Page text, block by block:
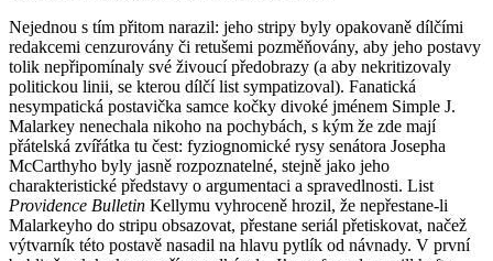
Nejednou s tím přitom narazil: jeho stripy byly opakovaně dílčími
redakcemi cenzurovány či retušemi pozměňovány, aby jeho postavy
tolik nepřipomínaly své živoucí předobrazy (a aby nekritizovaly
politickou linii, se kterou dílčí list sympatizoval). Fanatická
nesympatická postavička samce kočky divoké jménem Simple J.
Malarkey nenechala nikoho na pochybách, s kým že zde mají
přátelská zvířátka tu čest: fyziognomické rysy senátora Josepha
McCarthyho byly jasně rozpoznatelné, stejně jako jeho
charakteristické představy o argumentaci a spravedlnosti. List
Providence Bulletin Kellymu vyhroceně hrozil, že nepřestane-li
Malarkeyho do stripu obsazovat, přestane seriál přetiskovat, načež
výtvarník této postavě nasadil na hlavu pytlík od návnady. V první